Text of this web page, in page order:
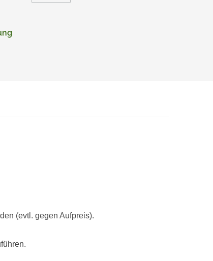
(evtl. gegen Aufpreis).